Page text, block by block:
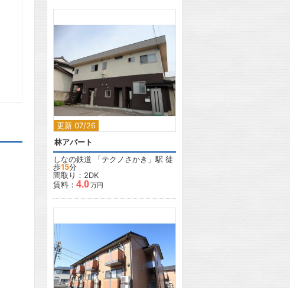
更新 07/26
林アパート
しなの鉄道 「テクノさかき 」駅 徒
歩15分
間取り：2DK
賃料： 4.0万円
2